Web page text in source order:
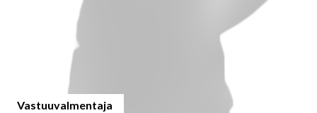
Vastuuvalmentaja